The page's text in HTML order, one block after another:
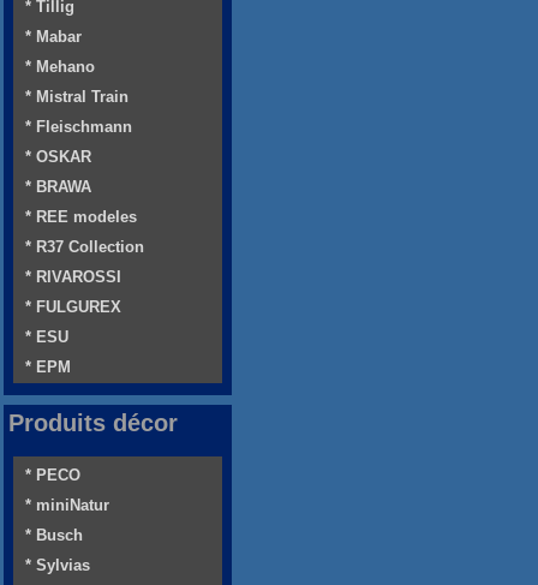
* Tillig
* Mabar
* Mehano
* Mistral Train
* Fleischmann
* OSKAR
* BRAWA
* REE modeles
* R37 Collection
* RIVAROSSI
* FULGUREX
* ESU
* EPM
Produits décor
* PECO
* miniNatur
* Busch
* Sylvias